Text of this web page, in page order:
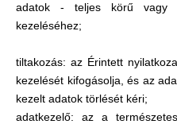
adatok - teljes körű vagy
kezeléséhez;
tiltakozás: az Érintett
kezelését kifogásolja, és az
kezelt adatok törlését kéri;
adatkezelő: az a